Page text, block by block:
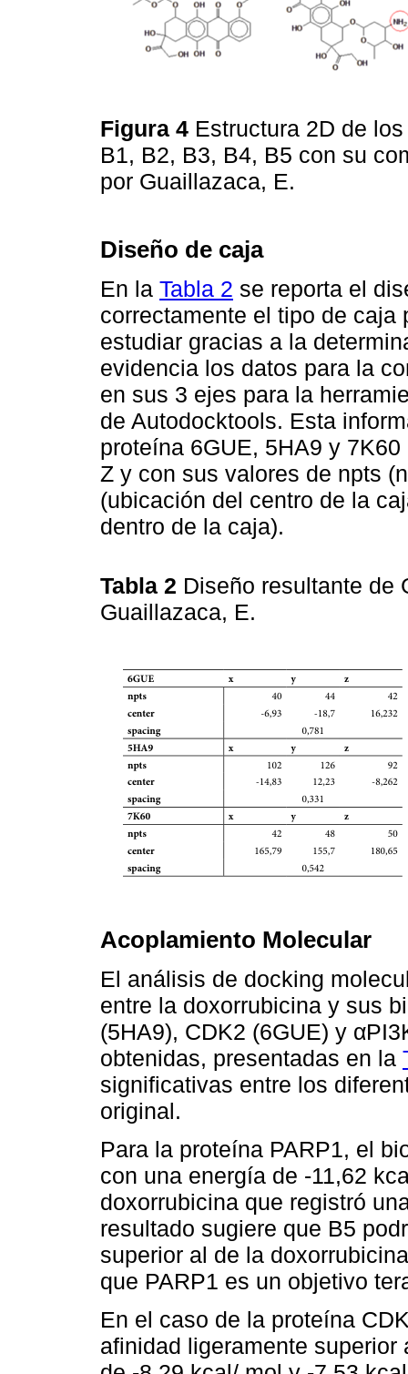
Figura 4 Estructura 2D de
B1, B2, B3, B4, B5 con su
por Guaillazaca, E.
Diseño de caja
En la Tabla 2 se reporta el
correctamente el tipo de
estudiar gracias a la
evidencia los datos para la
en sus 3 ejes para la
de Autodocktools. Esta
proteína 6GUE, 5HA9 y
Z y con sus valores de npts
(ubicación del centro de la
dentro de la caja).
Tabla 2 Diseño resultante de
Guaillazaca, E.
Acoplamiento Molecular
El análisis de docking
entre la doxorrubicina y sus
(5HA9), CDK2 (6GUE) y
obtenidas, presentadas en la
significativas entre los
original.
Para la proteína PARP1, el
con una energía de -11,62
doxorrubicina que registró
resultado sugiere que B5
superior al de la
que PARP1 es un objetivo
En el caso de la proteína
afinidad ligeramente